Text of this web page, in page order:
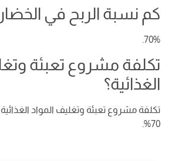
كم نسبة الربح في
70%.
تكلفة مشروع تعبئة
الغذائية؟
70%.